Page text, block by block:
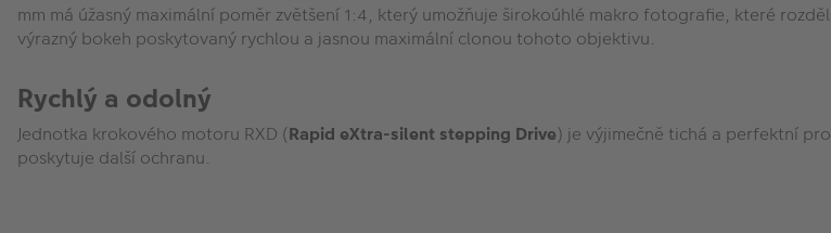
mm má úžasný maximální poměr zvětšení 1:4, který umožňuje širokoúhlé makro fotografie, které
výrazný bokeh poskytovaný rychlou a jasnou maximální clonou tohoto objektivu.
Rychlý a odolný
Jednotka krokového motoru RXD (Rapid eXtra-silent stepping Drive) je výjimečně tichá a perfektní
poskytuje další ochranu.